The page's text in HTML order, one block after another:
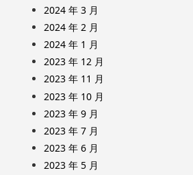
2024 年 3 月
2024 年 2 月
2024 年 1 月
2023 年 12 月
2023 年 11 月
2023 年 10 月
2023 年 9 月
2023 年 7 月
2023 年 6 月
2023 年 5 月